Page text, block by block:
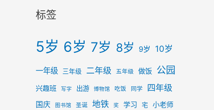
标签
5岁 6岁 7岁 8岁 9岁 10岁
一年级 三年级 二年级 五年级 做饭 公园
兴趣班 写字 出游 博物馆 吃饭 同学 四年级
国庆 图书馆 圣诞 地铁 奖 学习 宅 小老师